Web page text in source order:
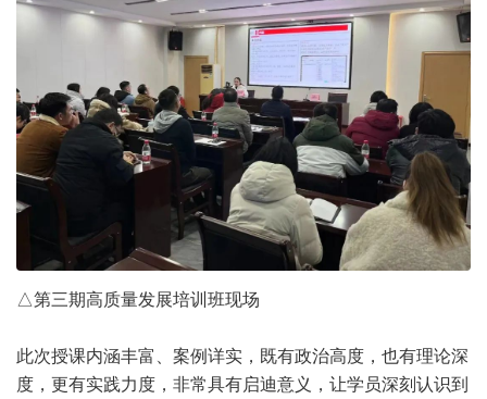
△第三期高质量发展培训班现场
此次授课内涵丰富、案例详实，既有政治高度，也有理论深
度，更有实践力度，非常具有启迪意义，让学员深刻认识到